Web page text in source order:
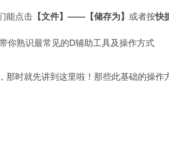
能点击 【文件】——【储存为】 或者按快
那时就先讲到这里啦！那些此基础的操